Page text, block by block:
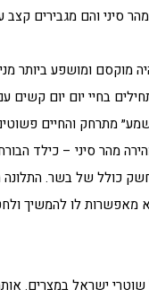
סיני והם מגבירים קצב
מוקסם ומושפע ביותר
בחיי יום יום קשים
מתרחק והחיים
מהר סיני – כילד
כולל של בשר.
מאפשרות לו להמשיך
ישראל במצרים.